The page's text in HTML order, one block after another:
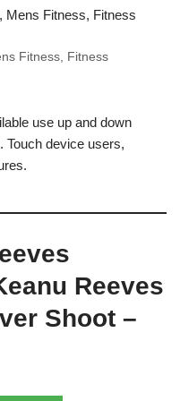
Fitness, Fitness
use up and down
Touch device users,
Reeves
Shoot –